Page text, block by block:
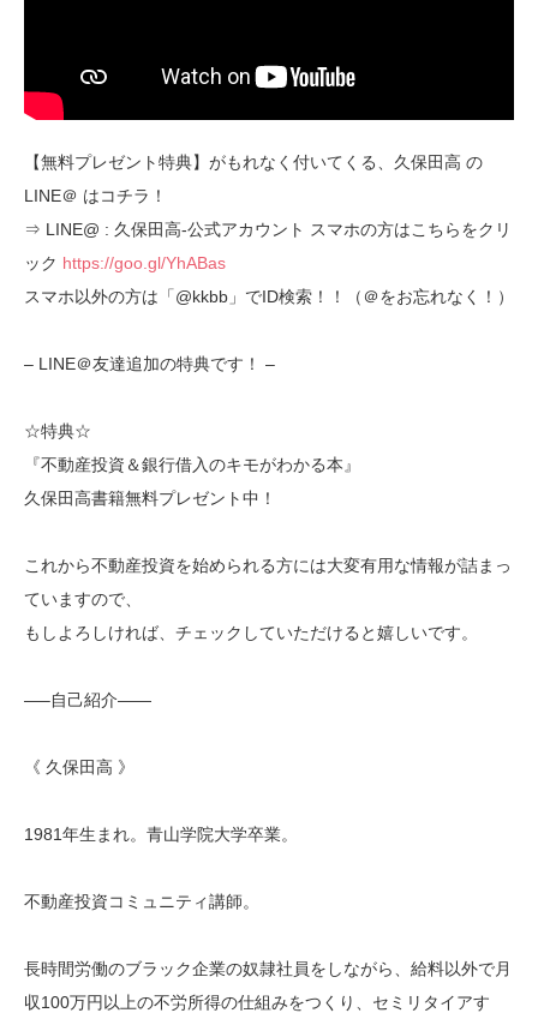
【無料プレゼント特典】がもれなく付いてくる、久保田高 の
LINE＠ はコチラ！
⇒ LINE@ : 久保田高-公式アカウント スマホの方はこちらをクリ
ック https://goo.gl/YhABas
スマホ以外の方は「@kkbb」でID検索！！（＠をお忘れなく！）
– LINE＠友達追加の特典です！ –
☆特典☆
『不動産投資＆銀行借入のキモがわかる本』
久保田高書籍無料プレゼント中！
これから不動産投資を始められる方には大変有用な情報が詰まっ
ていますので、
もしよろしければ、チェックしていただけると嬉しいです。
—–自己紹介——
《 久保田高 》
1981年生まれ。青山学院大学卒業。
不動産投資コミュニティ講師。
長時間労働のブラック企業の奴隷社員をしながら、給料以外で月
収100万円以上の不労所得の仕組みをつくり、セミリタイアす